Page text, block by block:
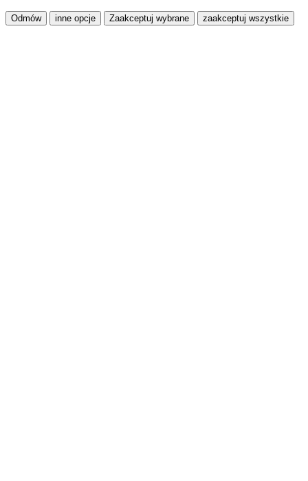
Odmów inne opcje Zaakceptuj wybrane zaakceptuj wszystkie